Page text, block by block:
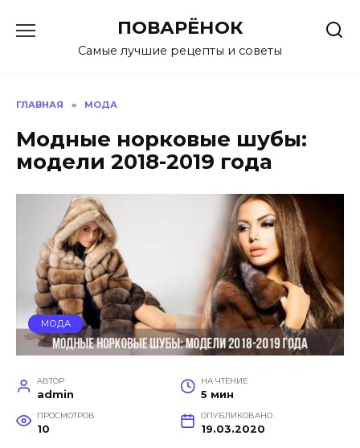
содержанию
ПОВАРЁНОК
Самые лучшие рецепты и советы
ГЛАВНАЯ » МОДА
Модные норковые шубы:
модели 2018-2019 года
МОДА
АВТОР
admin
НА ЧТЕНИЕ
5 мин
ПРОСМОТРОВ
10
ОПУБЛИКОВАНО
19.03.2020